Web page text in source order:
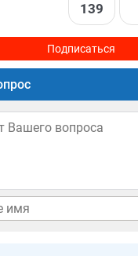
139
Подписаться